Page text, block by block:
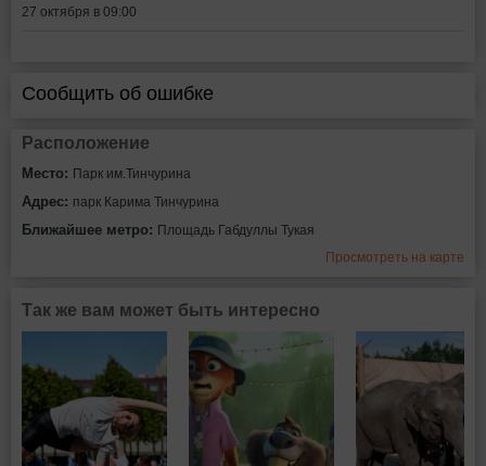
27 октября в 09:00
Сообщить об ошибке
Расположение
Место: Парк им.Тинчурина
Адрес: парк Карима Тинчурина
Ближайшее метро: Площадь Габдуллы Тукая
Просмотреть на карте
Так же вам может быть интересно